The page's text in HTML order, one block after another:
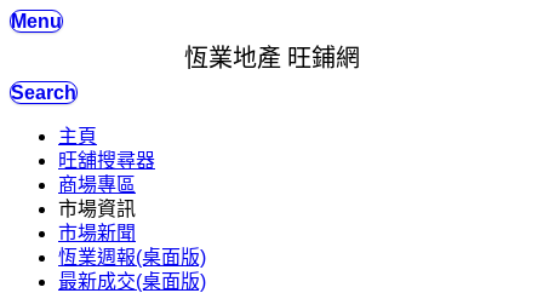
Menu
恆業地產 旺鋪網
Search
主頁
旺舖搜尋器
商場專區
市場資訊
市場新聞
恆業週報(桌面版)
最新成交(桌面版)